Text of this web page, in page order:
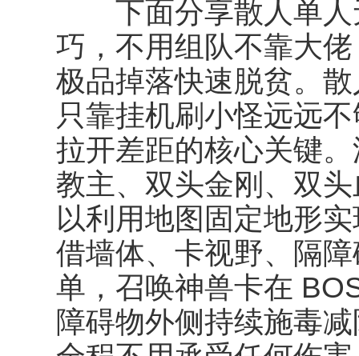
下面分享散人单人
巧，不用组队不靠大
极品掉落快速脱贫。
只靠挂机刷小怪远远
拉开差距的核心关键
教主、双头金刚、双
以利用地图固定地形
借墙体、卡视野、隔
单，召唤神兽卡在
障碍物外侧持续施毒